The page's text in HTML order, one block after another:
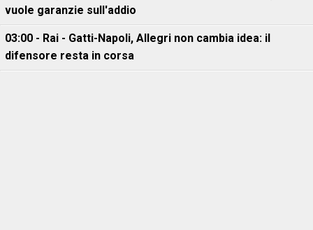
vuole garanzie sull'addio
03:00 - Rai - Gatti-Napoli, Allegri non cambia idea: il
difensore resta in corsa